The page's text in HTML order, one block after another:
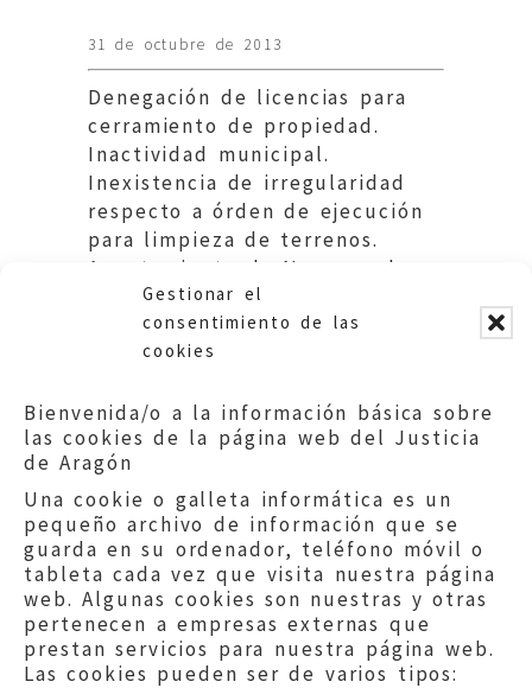
Gestionar el
consentimiento de las
cookies
Bienvenida/o a la información básica sobre
las cookies de la página web del Justicia
de Aragón
Una cookie o galleta informática es un
pequeño archivo de información que se
guarda en su ordenador, teléfono móvil o
tableta cada vez que visita nuestra página
web. Algunas cookies son nuestras y otras
pertenecen a empresas externas que
prestan servicios para nuestra página web.
Las cookies pueden ser de varios tipos:
31 de octubre de 2013
Denegación de licencias para
cerramiento de propiedad.
Inactividad municipal.
Inexistencia de irregularidad
respecto a órden de ejecución
para limpieza de terrenos.
Ayuntamiento de Noguera de
Albarracín.